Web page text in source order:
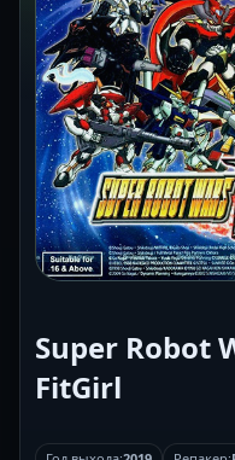
Super Robot
FitGirl